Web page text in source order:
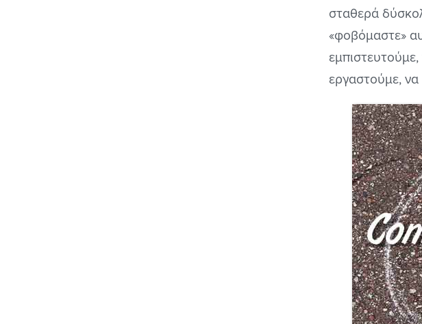
σταθερά
«φοβόμαστε»
εργαστούμε,